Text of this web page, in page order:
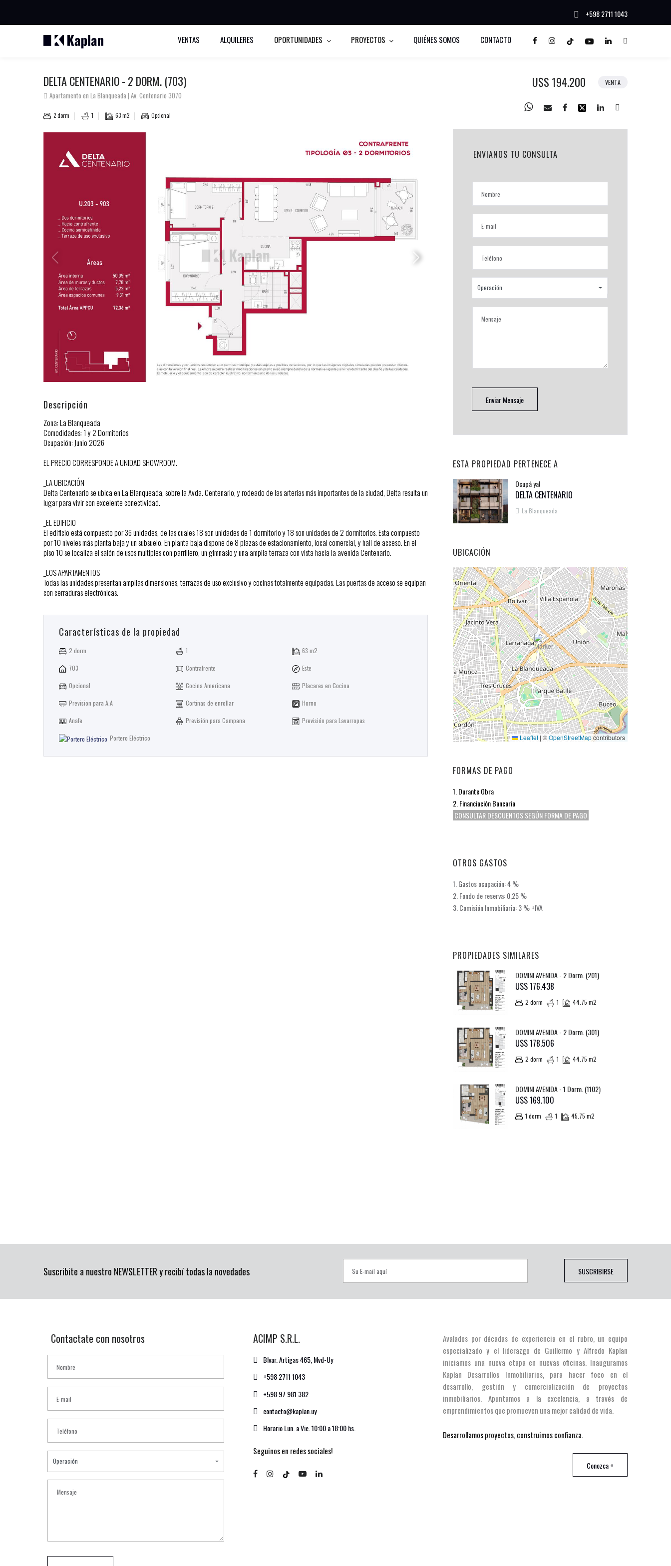
+598 2711 1043
VENTAS ALQUILERES OPORTUNIDADES PROYECTOS QUIÉNES SOMOS CONTACTO
DELTA CENTENARIO - 2 DORM. (703)
Apartamento en La Blanqueada | Av. Centenario 3070
2 dorm 1 63 m2 Opcional
U$S 194.200 VENTA
Descripción
Zona: La Blanqueada
Comodidades: 1 y 2 Dormitorios
Ocupación: Junio 2026
EL PRECIO CORRESPONDE A UNIDAD SHOWROOM.
_LA UBICACIÓN
Delta Centenario se ubica en La Blanqueada, sobre la Avda. Centenario, y rodeado de las arterias más importantes de la ciudad, Delta resulta un
lugar para vivir con excelente conectividad.
_EL EDIFICIO
El edificio está compuesto por 36 unidades, de las cuales 18 son unidades de 1 dormitorio y 18 son unidades de 2 dormitorios. Esta compuesto
por 10 niveles más planta baja y un subsuelo. En planta baja dispone de 8 plazas de estacionamiento, local comercial, y hall de acceso. En el
piso 10 se localiza el salón de usos múltiples con parrillero, un gimnasio y una amplia terraza con vista hacia la avenida Centenario.
_LOS APARTAMENTOS
Todas las unidades presentan amplias dimensiones, terrazas de uso exclusivo y cocinas totalmente equipadas. Las puertas de acceso se equipan
con cerraduras electrónicas.
Características de la propiedad
2 dorm 1 63 m2
703 Contrafrente Este
Opcional Cocina Americana Placares en Cocina
Prevision para A.A Cortinas de enrollar Horno
Anafe Previsión para Campana Previsión para Lavarropas
Portero Eléctrico
ENVIANOS TU CONSULTA
Operación
Enviar Mensaje
ESTA PROPIEDAD PERTENECE A
Ocupá ya!
DELTA CENTENARIO
La Blanqueada
UBICACIÓN
Leaflet | ©OpenStreetMapcontributors
FORMAS DE PAGO
1. Durante Obra
2. Financiación Bancaria
CONSULTAR DESCUENTOS SEGÚN FORMA DE PAGO
OTROS GASTOS
1. Gastos ocupación: 4 %
2. Fondo de reserva: 0,25 %
3. Comisión Inmobiliaria: 3 % +IVA
PROPIEDADES SIMILARES
DOMINI AVENIDA - 2 Dorm. (201)
U$S 176.438
2 dorm 1 44.75 m2
DOMINI AVENIDA - 2 Dorm. (301)
U$S 178.506
2 dorm 1 44.75 m2
DOMINI AVENIDA - 1 Dorm. (1102)
U$S 169.100
1 dorm 1 45.75 m2
Suscribite a nuestro NEWSLETTER y recibí todas la novedades SUSCRIBIRSE
Contactate con nosotros
Operación
ACIMP S.R.L.
Blvar. Artigas 465, Mvd-Uy
+598 2711 1043
+598 97 981 382
contacto@kaplan.uy
Horario Lun. a Vie. 10:00 a 18:00 hs.
Seguinos en redes sociales!
Avalados por décadas de experiencia en el rubro, un equipo
especializado y el liderazgo de Guillermo y Alfredo Kaplan
iniciamos una nueva etapa en nuevas oficinas. Inauguramos
Kaplan Desarrollos Inmobiliarios, para hacer foco en el
desarrollo, gestión y comercialización de proyectos
inmobiliarios. Apuntamos a la excelencia, a través de
emprendimientos que promueven una mejor calidad de vida.
Desarrollamos proyectos, construimos confianza.
Conozca +